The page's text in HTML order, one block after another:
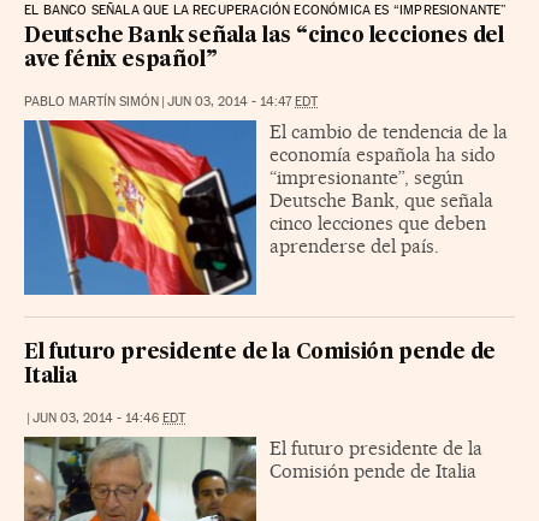
EL BANCO SEÑALA QUE LA RECUPERACIÓN ECONÓMICA ES “IMPRESIONANTE”
Deutsche Bank señala las “cinco lecciones del
ave fénix español”
PABLO MARTÍN SIMÓN | JUN 03, 2014 - 14:47EDT
El cambio de tendencia de la
economía española ha sido
“impresionante”, según
Deutsche Bank, que señala
cinco lecciones que deben
aprenderse del país.
El futuro presidente de la Comisión pende de
Italia
| JUN 03, 2014 - 14:46 EDT
El futuro presidente de la
Comisión pende de Italia